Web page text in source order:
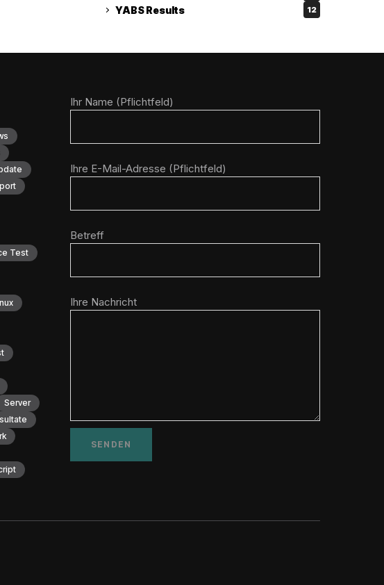
YABS Results 12
Test
Server
Ihr Name (Pflichtfeld)
Ihre E-Mail-Adresse (Pflichtfeld)
Betreff
Ihre Nachricht